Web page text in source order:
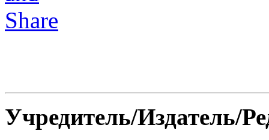
Учредитель/Издатель/